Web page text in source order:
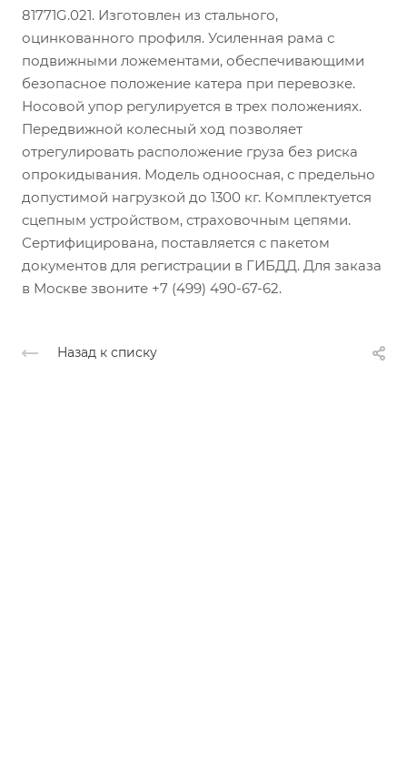
81771G.021. Изготовлен из стального,
оцинкованного профиля. Усиленная рама с
подвижными ложементами, обеспечивающими
безопасное положение катера при перевозке.
Носовой упор регулируется в трех положениях.
Передвижной колесный ход позволяет
отрегулировать расположение груза без риска
опрокидывания. Модель одноосная, с предельно
допустимой нагрузкой до 1300 кг. Комплектуется
сцепным устройством, страховочным цепями.
Сертифицирована, поставляется с пакетом
документов для регистрации в ГИБДД. Для заказа
в Москве звоните +7 (499) 490-67-62.
Назад к списку